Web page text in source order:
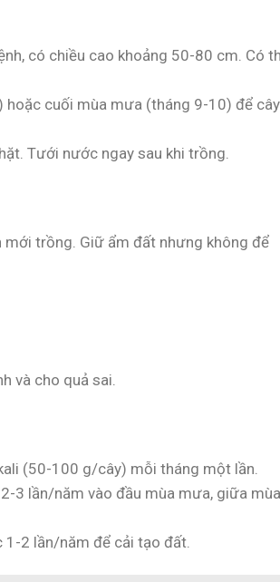
có chiều cao khoảng 50-80 cm. Có
cuối mùa mưa (tháng 9-10) để
Tưới nước ngay sau khi trồng.
trồng. Giữ ẩm đất nhưng không để
và cho quả sai.
(50-100 g/cây) mỗi tháng một lần.
3 lần/năm vào đầu mùa mưa, giữa mùa
1-2 lần/năm để cải tạo đất.